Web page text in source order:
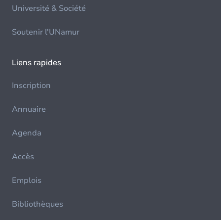
Université & Société
Soutenir l'UNamur
Liens rapides
Inscription
Annuaire
Agenda
Accès
Emplois
Bibliothèques